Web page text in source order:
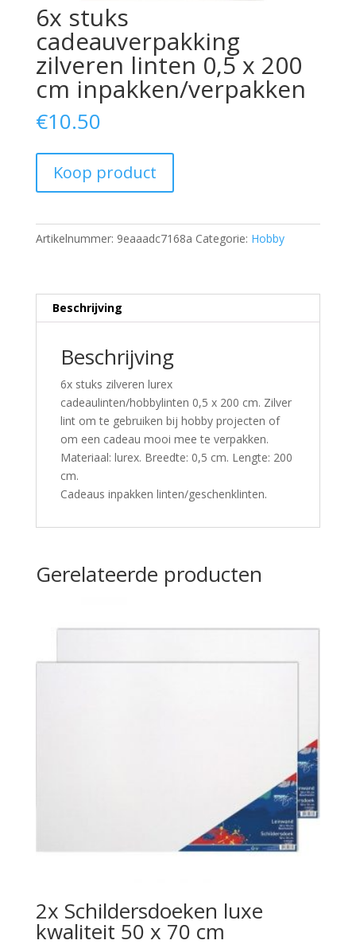
6x stuks
cadeauverpakking
zilveren linten 0,5 x 200
cm inpakken/verpakken
€10.50
Koop product
Artikelnummer: 9eaaadc7168a Categorie: Hobby
Beschrijving
Beschrijving
6x stuks zilveren lurex
cadeaulinten/hobbylinten 0,5 x 200 cm. Zilver
lint om te gebruiken bij hobby projecten of
om een cadeau mooi mee te verpakken.
Materiaal: lurex. Breedte: 0,5 cm. Lengte: 200
cm.
Cadeaus inpakken linten/geschenklinten.
Gerelateerde producten
2x Schildersdoeken luxe
kwaliteit 50 x 70 cm